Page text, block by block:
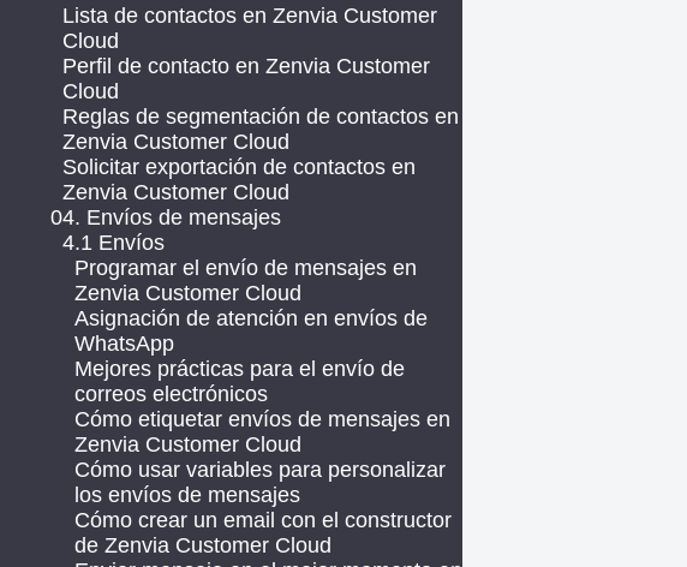
Lista de contactos en Zenvia Customer
Cloud
Perfil de contacto en Zenvia Customer
Cloud
Reglas de segmentación de contactos en
Zenvia Customer Cloud
Solicitar exportación de contactos en
Zenvia Customer Cloud
04. Envíos de mensajes
4.1 Envíos
Programar el envío de mensajes en
Zenvia Customer Cloud
Asignación de atención en envíos de
WhatsApp
Mejores prácticas para el envío de
correos electrónicos
Cómo etiquetar envíos de mensajes en
Zenvia Customer Cloud
Cómo usar variables para personalizar
los envíos de mensajes
Cómo crear un email con el constructor
de Zenvia Customer Cloud